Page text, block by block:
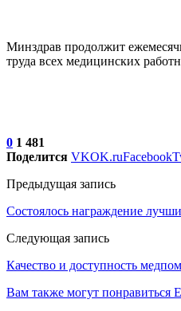
Минздрав продолжит
труда всех медицинских
0 1 481
Поделится VKOK.ruFacebook
Предыдущая запись
Состоялось награждение
Следующая запись
Качество и доступность
Вам также могут понравиться